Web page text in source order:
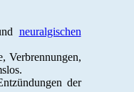
neuralgischen
Verbrennungen,
der